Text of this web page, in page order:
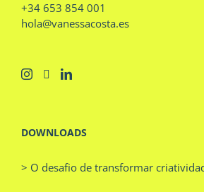
+34 653 854 001
hola@vanessacosta.es
DOWNLOADS
> O desafio de transformar